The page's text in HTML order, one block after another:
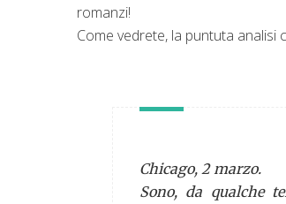
romanzi!
Come vedrete, la puntuta
Chicago, 2 marzo.
Sono, da qualche